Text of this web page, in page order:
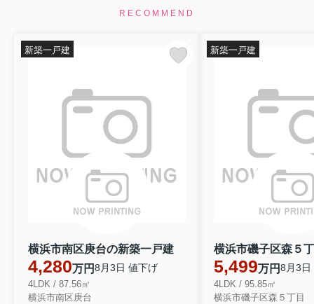
RECOMMEND
横浜市南区庚台の新築一戸建
4,280万円8月3日 値下げ
4LDK / 87.56㎡
横浜市南区庚台
新築一戸建
5,499万円8月3日
4LDK / 95.85㎡
横浜市磯子区森５丁目
新築一戸建